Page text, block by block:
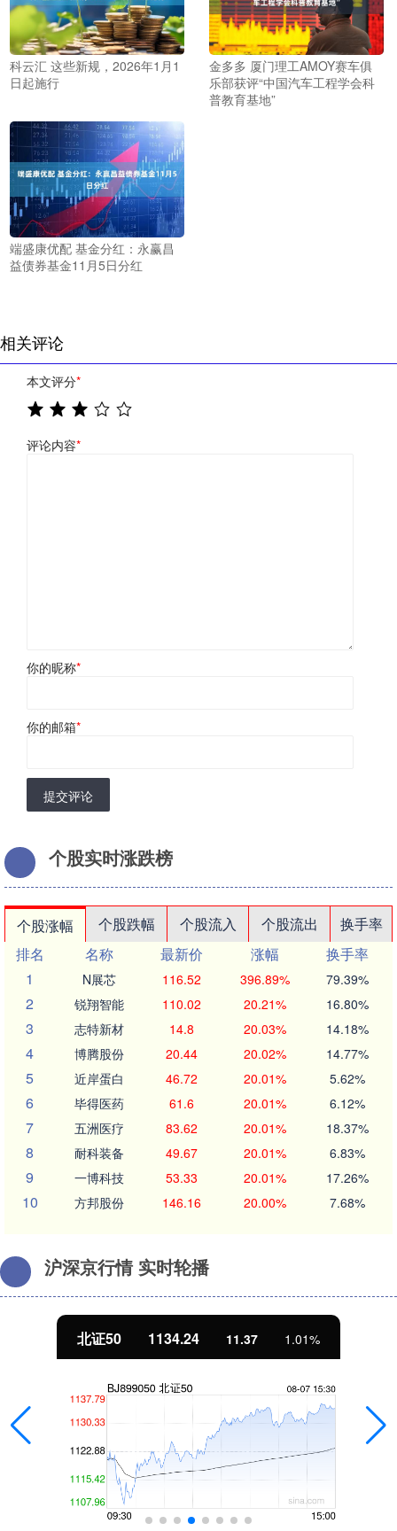
科云汇 这些新规，2026年1月1
日起施行
金多多 厦门理工AMOY赛车俱
乐部获评“中国汽车工程学会科
普教育基地”
端盛康优配 基金分红：永赢昌
益债券基金11月5日分红
相关评论
本文评分*
评论内容*
你的昵称*
你的邮箱*
提交评论
个股实时涨跌榜
个股涨幅 个股跌幅 个股流入 个股流出
换手率
排名
名称 最新价 涨幅
换手率
1
N展芯 116.52 396.89% 79.39%
2 锐翔智能 110.02 20.21% 16.80%
3 志特新材 14.8 20.03% 14.18%
4 博腾股份 20.44 20.02% 14.77%
5 近岸蛋白 46.72 20.01% 5.62%
6 毕得医药 61.6 20.01% 6.12%
7 五洲医疗 83.62 20.01% 18.37%
8 耐科装备 49.67 20.01% 6.83%
9 一博科技 53.33 20.01% 17.26%
10 方邦股份 146.16 20.00% 7.68%
沪深京行情 实时轮播
北证50 1134.24 11.37 1.01%